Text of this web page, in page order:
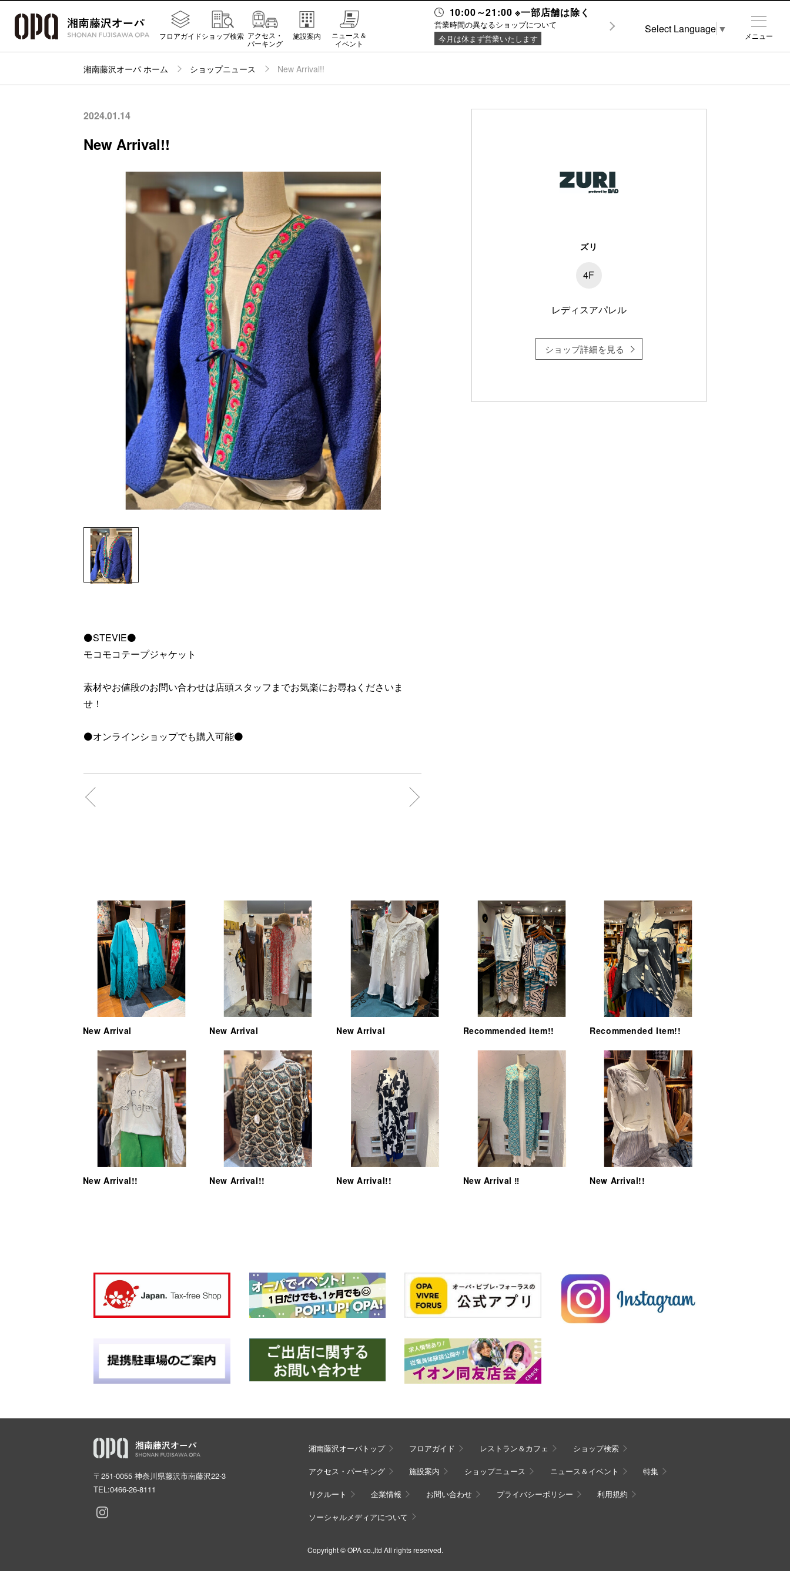
10:00～21:00 ※一部店舗は除く
営業時間の異なるショップについて
今月は休まず営業いたします
フロアガイドショップ検索 アクセス・
パーキング
施設案内
ニュース＆
イベント
湘南藤沢オーパ ホーム ショップニュース New Arrival!!
2024.01.14
New Arrival!!
⚫️STEVIE⚫️
モコモコテープジャケット
素材やお値段のお問い合わせは店頭スタッフまでお気楽にお尋ねくださいま
せ！
⚫️オンラインショップでも購入可能⚫️
ズリ
4F
レディスアパレル
ショップ詳細を見る
New Arrival New Arrival New Arrival Recommended item!! Recommended Item!!
New Arrival!! New Arrival!! New Arrival!! New Arrival ‼︎ New Arrival!!
〒251-0055 神奈川県藤沢市南藤沢22-3
TEL:0466-26-8111
湘南藤沢オーパトップ フロアガイド レストラン＆カフェ ショップ検索
アクセス・パーキング 施設案内 ショップニュース ニュース＆イベント 特集
リクルート 企業情報 お問い合わせ プライバシーポリシー 利用規約
ソーシャルメディアについて
Copyright © OPA co.,ltd All rights reserved.
メニュー
Select Language ▼